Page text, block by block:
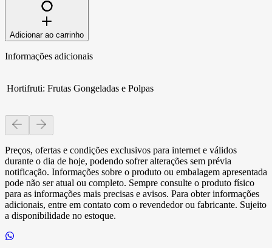
Adicionar ao carrinho
Informações adicionais
Hortifruti: Frutas Gongeladas e Polpas
Preços, ofertas e condições exclusivos para internet e válidos
durante o dia de hoje, podendo sofrer alterações sem prévia
notificação. Informações sobre o produto ou embalagem apresentada
pode não ser atual ou completo. Sempre consulte o produto físico
para as informações mais precisas e avisos. Para obter informações
adicionais, entre em contato com o revendedor ou fabricante. Sujeito
a disponibilidade no estoque.